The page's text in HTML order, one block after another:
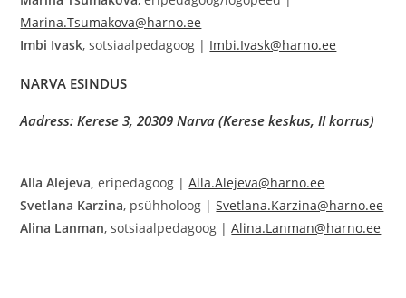
Marina.Tsumakova@harno.ee
Imbi Ivask, sotsiaalpedagoog | Imbi.Ivask@harno.ee
NARVA ESINDUS
Aadress: Kerese 3, 20309 Narva (Kerese keskus, II korrus)
Alla Alejeva, eripedagoog |Alla.Alejeva@harno.ee
Svetlana Karzina, psühholoog |Svetlana.Karzina@harno.ee
Alina Lanman, sotsiaalpedagoog |Alina.Lanman@harno.ee